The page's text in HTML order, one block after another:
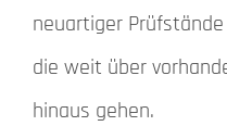
neuartiger
die weit über
hinaus gehen.